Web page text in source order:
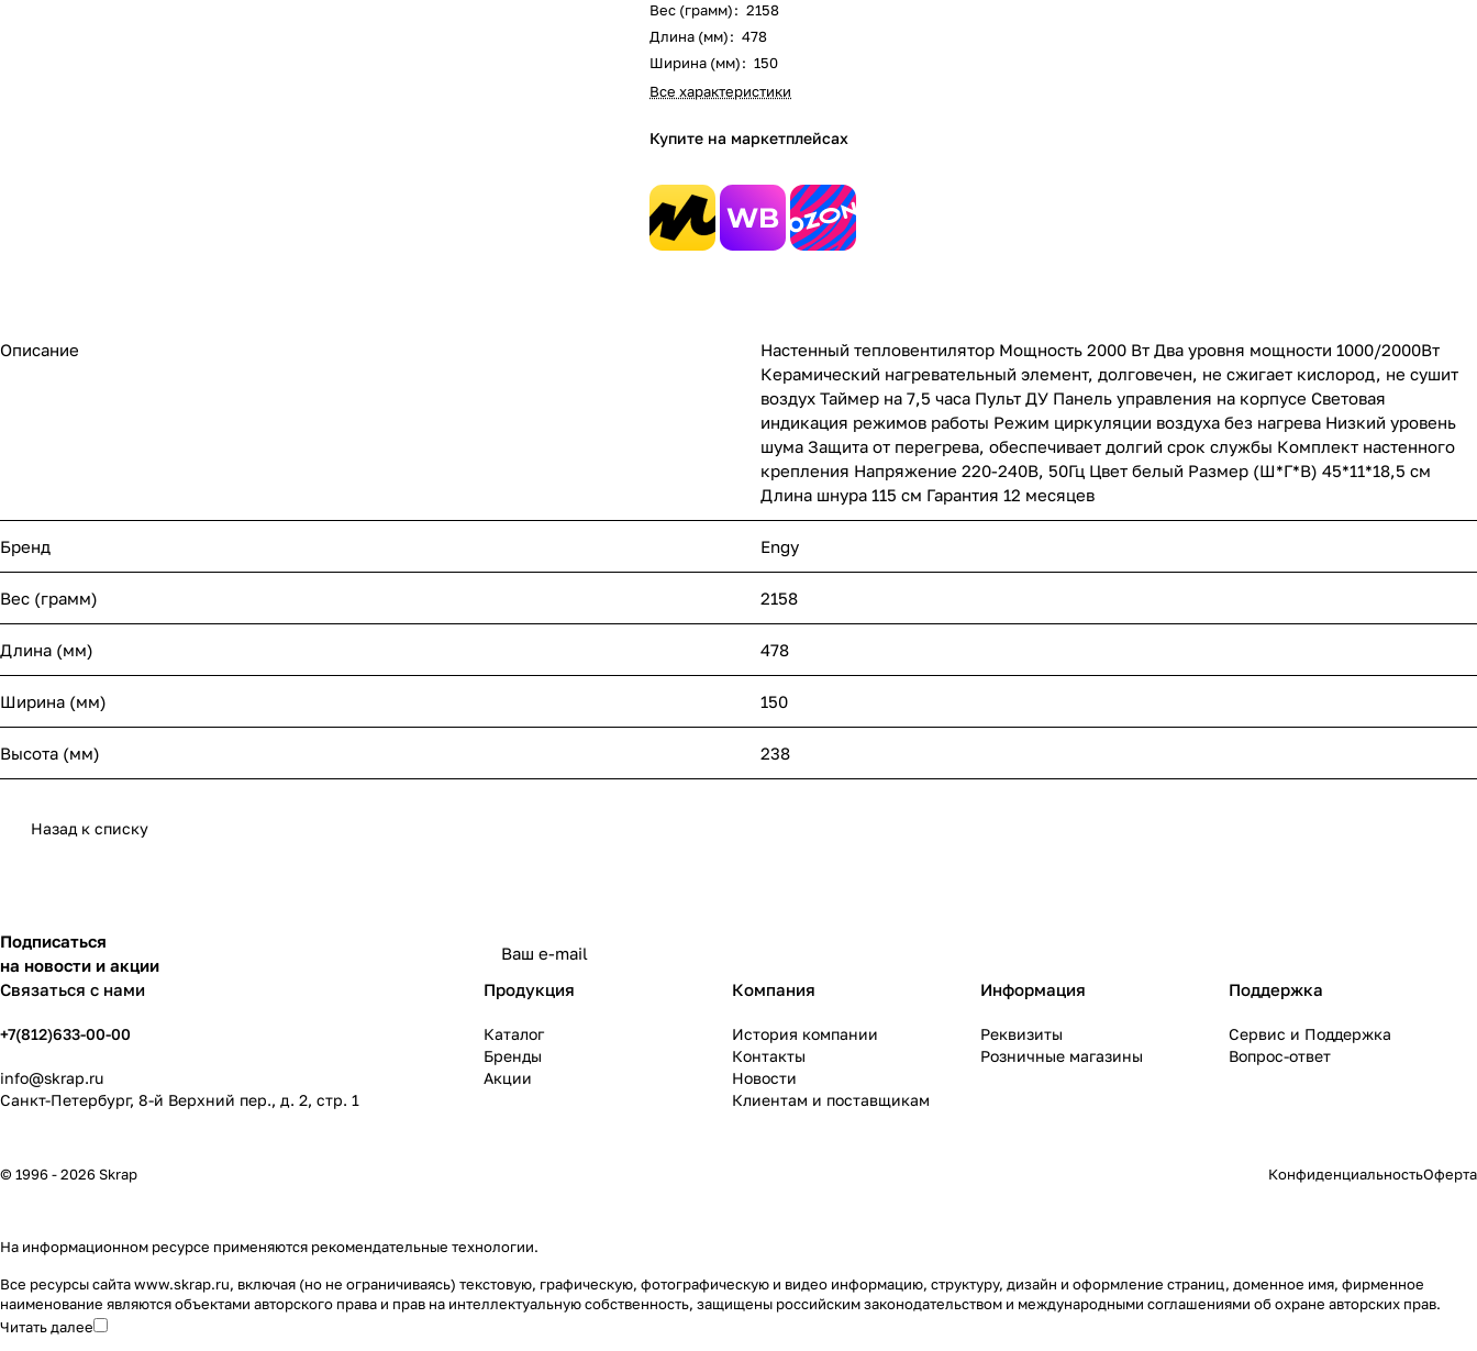
Вес (грамм): 2158
Длина (мм): 478
Ширина (мм): 150
Все характеристики
Купите на маркетплейсах
Описание
Настенный тепловентилятор Мощность 2000 Вт Два уровня мощности 1000/2000Вт
Керамический нагревательный элемент, долговечен, не сжигает кислород, не сушит
воздух Таймер на 7,5 часа Пульт ДУ Панель управления на корпусе Световая
индикация режимов работы Режим циркуляции воздуха без нагрева Низкий уровень
шума Защита от перегрева, обеспечивает долгий срок службы Комплект настенного
крепления Напряжение 220-240В, 50Гц Цвет белый Размер (Ш*Г*В) 45*11*18,5 см
Длина шнура 115 см Гарантия 12 месяцев
Бренд Engy
Вес (грамм) 2158
Длина (мм) 478
Ширина (мм) 150
Высота (мм) 238
Назад к списку
Подписаться
на новости и акции
Связаться с нами
+7(812)633-00-00
info@skrap.ru
Санкт-Петербург, 8-й Верхний пер., д. 2, стр. 1
Продукция
Каталог
Бренды
Акции
Компания
История компании
Контакты
Новости
Клиентам и поставщикам
Информация
Реквизиты
Розничные магазины
Поддержка
Сервис и Поддержка
Вопрос-ответ
© 1996 - 2026 Skrap КонфиденциальностьОферта
На информационном ресурсе применяются рекомендательные технологии.
Все ресурсы сайта www.skrap.ru, включая (но не ограничиваясь) текстовую, графическую, фотографическую и видео информацию, структуру, дизайн и оформление страниц, доменное имя, фирменное
наименование являются объектами авторского права и прав на интеллектуальную собственность, защищены российским законодательством и международными соглашениями об охране авторских прав.
Читать далее